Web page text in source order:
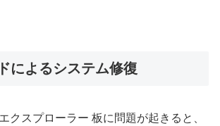
によるシステム修復
クスプローラー 板に問題が起きると、